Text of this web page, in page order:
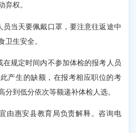
弃权。
员当天要佩戴口罩，要注意往返途中
卫生安全。
在规定时间内不参加体检的报考人员
产生的缺额，在报考相应职位的考
分到低分依次等额递补体检人选。
由惠安县教育局负责解释。咨询电